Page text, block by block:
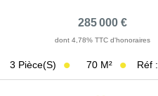
285 000 €
dont 4,78% TTC d'honoraires
3 Pièce(s) 70 M² Réf :